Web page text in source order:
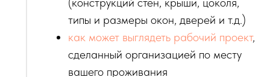
типы и размеры окон, дверей и т.д.)
как может выглядеть рабочий проект,
сделанный организацией по месту
вашего проживания